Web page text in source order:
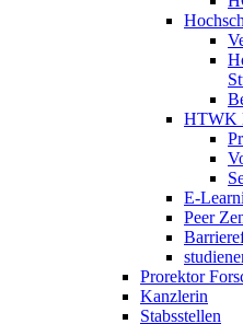
HTWK
E-
Peer
Prorektor
Kanzlerin
Stabsstellen